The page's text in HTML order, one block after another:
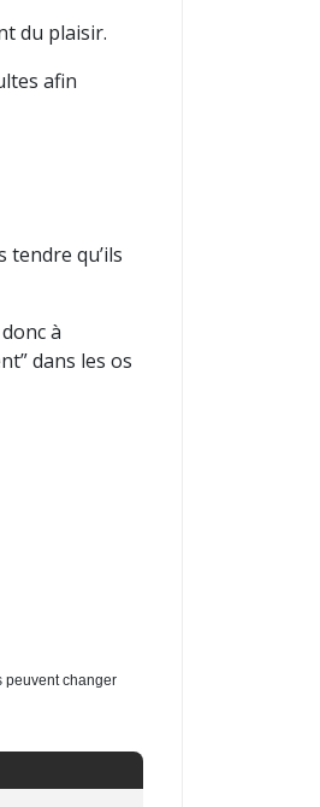
du plaisir.
afin
tendre qu’ils
à
dans les os
peuvent changer